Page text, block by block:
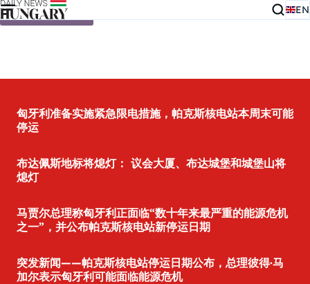
Skip to content EN
匈牙利准备实施紧急限电措施，帕克斯核电站本周末可能
停运
布达佩斯地标将熄灯： 议会大厦、布达城堡和城堡山将
熄灯
马贾尔总理称匈牙利正面临“数十年来最严重的能源危机
之一”，并公布帕克斯核电站新停运日期
突发新闻——帕克斯核电站停运日期公布，总理彼得·马
加尔表示匈牙利可能面临能源危机